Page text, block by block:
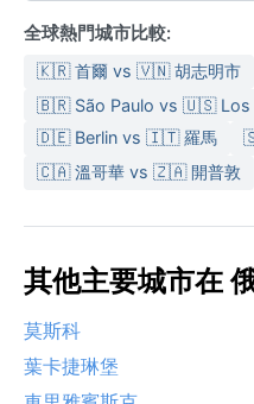
全球熱門城市比較:
🇰🇷 首爾 vs 🇻🇳 胡志明市
🇧🇷 São Paulo vs 🇺🇸 Los
🇩🇪 Berlin vs 🇮🇹 羅馬
🇨🇦 溫哥華 vs 🇿🇦 開普敦
其他主要城市在
莫斯科
葉卡捷琳堡